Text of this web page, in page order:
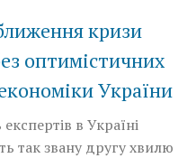
кризи
оптимістичних
України
в Україні
так звану другу хвилю